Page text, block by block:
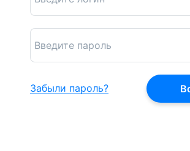
Забыли пароль?